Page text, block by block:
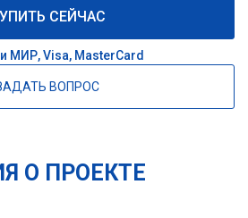
СЕЙЧАС
МИР, Visa, MasterCard
ВОПРОС
О ПРОЕКТЕ